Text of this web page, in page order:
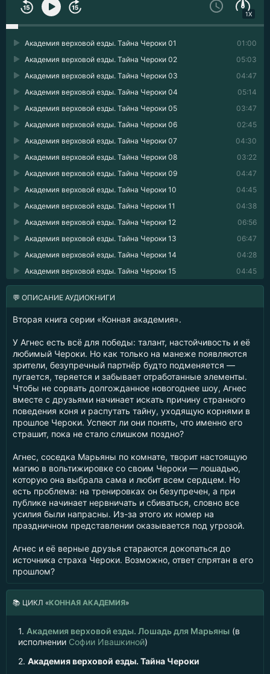
1X
01:00
Академия верховой езды. Тайна Чероки 01
05:03
Академия верховой езды. Тайна Чероки 02
04:47
Академия верховой езды. Тайна Чероки 03
05:14
Академия верховой езды. Тайна Чероки 04
03:47
Академия верховой езды. Тайна Чероки 05
02:45
Академия верховой езды. Тайна Чероки 06
04:30
Академия верховой езды. Тайна Чероки 07
03:22
Академия верховой езды. Тайна Чероки 08
04:47
Академия верховой езды. Тайна Чероки 09
04:45
Академия верховой езды. Тайна Чероки 10
04:38
Академия верховой езды. Тайна Чероки 11
06:56
Академия верховой езды. Тайна Чероки 12
06:47
Академия верховой езды. Тайна Чероки 13
04:28
Академия верховой езды. Тайна Чероки 14
04:45
Академия верховой езды. Тайна Чероки 15
💬 ОПИСАНИЕ АУДИОКНИГИ
Вторая книга серии «Конная академия».
У Агнес есть всё для победы: талант, настойчивость и её
любимый Чероки. Но как только на манеже появляются
зрители, безупречный партнёр будто подменяется —
пугается, теряется и забывает отработанные элементы.
Чтобы не сорвать долгожданное новогоднее шоу, Агнес
вместе с друзьями начинает искать причину странного
поведения коня и распутать тайну, уходящую корнями в
прошлое Чероки. Успеют ли они понять, что именно его
страшит, пока не стало слишком поздно?
Агнес, соседка Марьяны по комнате, творит настоящую
магию в вольтижировке со своим Чероки — лошадью,
которую она выбрала сама и любит всем сердцем. Но
есть проблема: на тренировках он безупречен, а при
публике начинает нервничать и сбиваться, словно все
усилия были напрасны. Из-за этого их номер на
праздничном представлении оказывается под угрозой.
Агнес и её верные друзья стараются докопаться до
источника страха Чероки. Возможно, ответ спрятан в его
прошлом?
📚 ЦИКЛ «КОННАЯ АКАДЕМИЯ»
1. Академия верховой езды. Лошадь для Марьяны (в
исполнении Софии Ивашкиной)
2. Академия верховой езды. Тайна Чероки